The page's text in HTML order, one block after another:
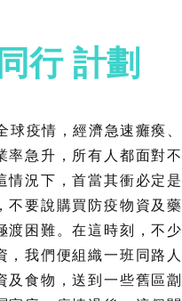
行 計劃
球疫情，經濟急速癱瘓、
率急升，所有人都面對不
情況下，首當其衝必定是
不要說購買防疫物資及藥
渡困難。在這時刻，不少
，我們便組織一班同路人
及食物，送到一些舊區劏